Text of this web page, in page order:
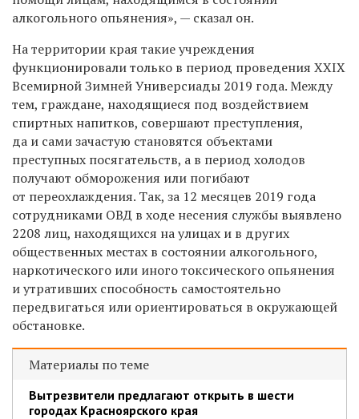
алкогольного опьянения», — сказал он.
На территории края такие учреждения
функционировали только в период проведения XXIX
Всемирной Зимней Универсиады 2019 года. Между
тем, граждане, находящиеся под воздействием
спиртных напитков, совершают преступления,
да и сами зачастую становятся объектами
преступных посягательств, а в период холодов
получают обморожения или погибают
от переохлаждения. Так, за 12 месяцев 2019 года
сотрудниками ОВД в ходе несения службы выявлено
2208 лиц, находящихся на улицах и в других
общественных местах в состоянии алкогольного,
наркотического или иного токсического опьянения
и утративших способность самостоятельно
передвигаться или ориентироваться в окружающей
обстановке.
Материалы по теме
Вытрезвители предлагают открыть в шести
городах Красноярского края